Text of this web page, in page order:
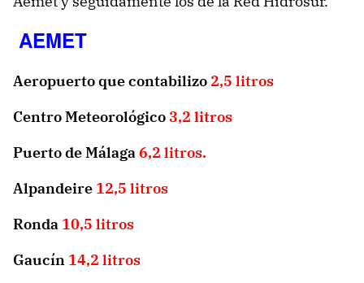
AEMET
Aeropuerto que contabilizo 2,5 litros
Centro Meteorológico 3,2 litros
Puerto de Málaga6,2 litros.
Alpandeire 12,5 litros
Ronda 10,5 litros
Gaucín 14,2 litros